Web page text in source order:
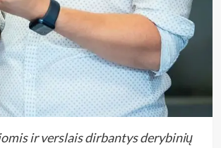
ir verslais dirbantys derybinių